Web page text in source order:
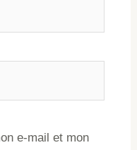
e-mail et mon